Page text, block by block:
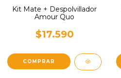
Kit Mate + Despolvillador
Amour Quo
$17.590